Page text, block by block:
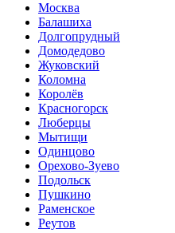
Москва
Балашиха
Долгопрудный
Домодедово
Жуковский
Коломна
Королёв
Красногорск
Люберцы
Мытищи
Одинцово
Орехово-Зуево
Подольск
Пушкино
Раменское
Реутов